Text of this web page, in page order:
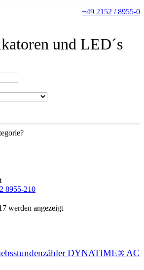
+49 2152 / 8955-0
und LED´s
8955-210
werden angezeigt
DYNATIME® AC